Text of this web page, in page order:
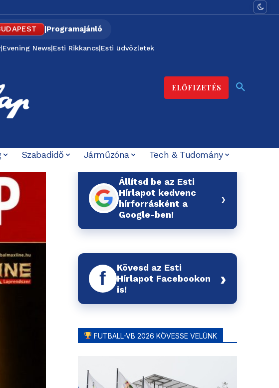
|Programajánló
|Evening News|Esti Rikkancs|Esti üdvözletek
ELŐFIZETÉS
Szabadidő Járműzóna
Tech & Tudomány
Állítsd be az Esti
Hírlapot kedvenc
hírforrásként a
Google-ben!
›
f
Kövesd az Esti
Hírlapot Facebookon
is!
›
FUTBALL-VB 2026 KÖVESSE VELÜNK